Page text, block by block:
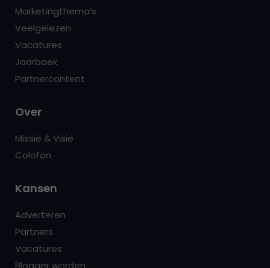
Marketingthema’s
Veelgelezen
Vacatures
Jaarboek
Partnercontent
Over
Missie & Visie
Colofon
Kansen
Adverteren
Partners
Vacatures
Blogger worden